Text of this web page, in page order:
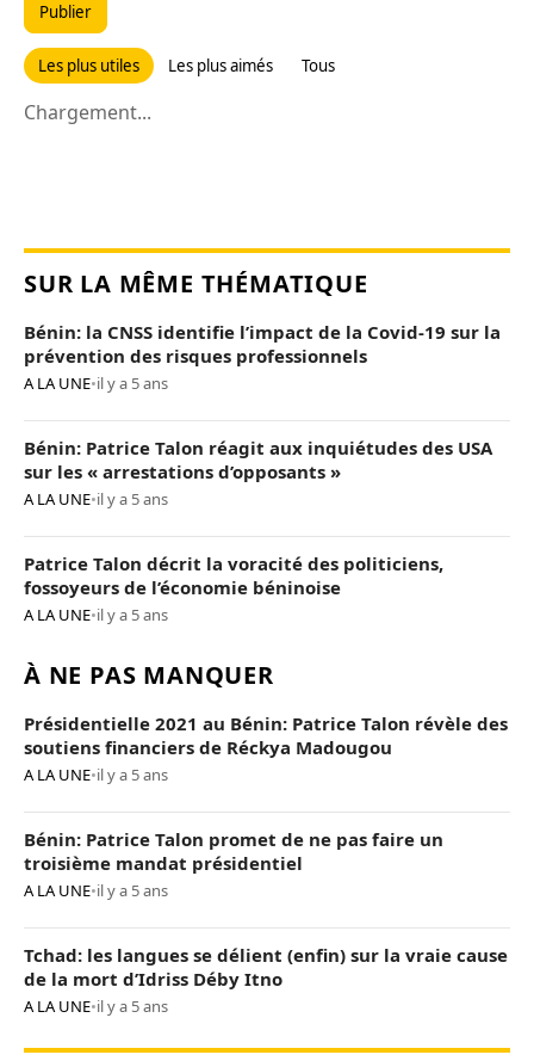
Publier
Les plus utiles Les plus aimés Tous
Chargement...
SUR LA MÊME THÉMATIQUE
Bénin: la CNSS identifie l’impact de la Covid-19 sur la
prévention des risques professionnels
A LA UNE•il y a 5 ans
Bénin: Patrice Talon réagit aux inquiétudes des USA
sur les « arrestations d’opposants »
A LA UNE•il y a 5 ans
Patrice Talon décrit la voracité des politiciens,
fossoyeurs de l’économie béninoise
A LA UNE•il y a 5 ans
À NE PAS MANQUER
Présidentielle 2021 au Bénin: Patrice Talon révèle des
soutiens financiers de Réckya Madougou
A LA UNE•il y a 5 ans
Bénin: Patrice Talon promet de ne pas faire un
troisième mandat présidentiel
A LA UNE•il y a 5 ans
Tchad: les langues se délient (enfin) sur la vraie cause
de la mort d’Idriss Déby Itno
A LA UNE•il y a 5 ans